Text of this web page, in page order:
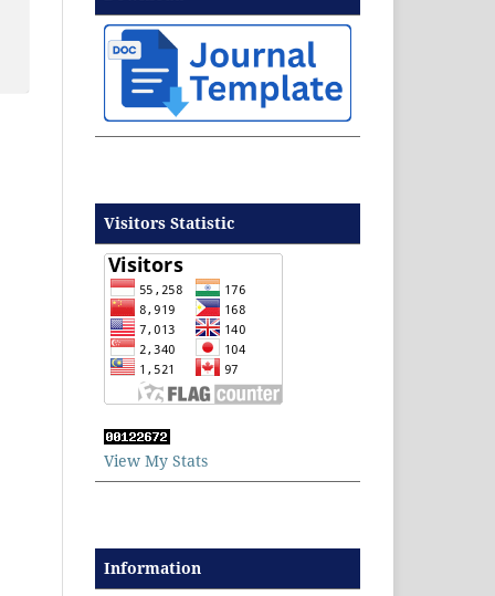
Visitors Statistic
View My Stats
Information